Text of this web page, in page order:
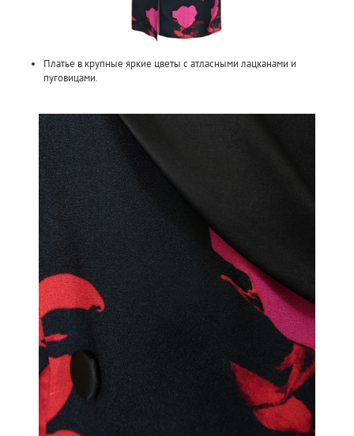
Платье в крупные яркие цветы с атласными лацканами и
пуговицами.